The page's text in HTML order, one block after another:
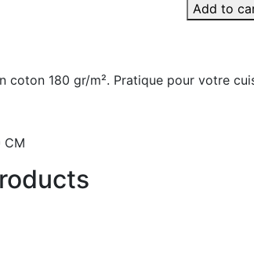
Add to
coton 180 gr/m². Pratique pour votre
CM